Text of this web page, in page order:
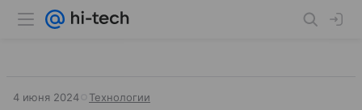
4 июня 2024 Технологии